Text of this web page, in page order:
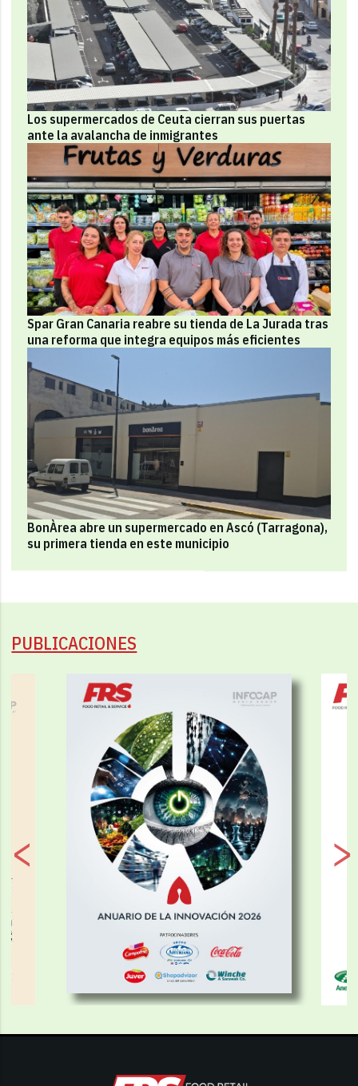
Los supermercados de Ceuta cierran sus puertas
ante la avalancha de inmigrantes
Spar Gran Canaria reabre su tienda de La Jurada tras
una reforma que integra equipos más eficientes
BonÀrea abre un supermercado en Ascó (Tarragona),
su primera tienda en este municipio
PUBLICACIONES